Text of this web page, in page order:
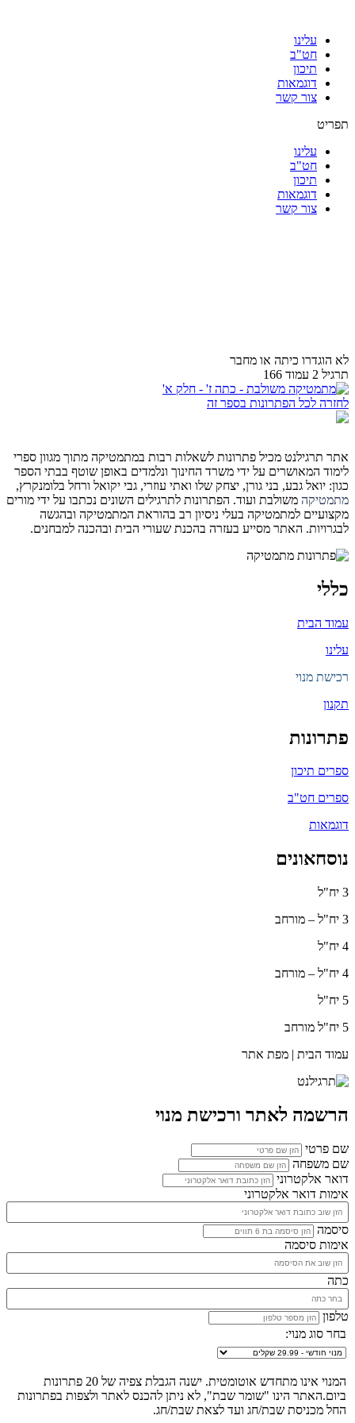
עלינו
חט"ב
תיכון
דוגמאות
צור קשר
תפריט
עלינו
חט"ב
תיכון
דוגמאות
צור קשר
לא הוגדרו כיתה או מחבר
תרגיל 2 עמוד 166
לחזרה לכל הפתרונות בספר זה
אתר תרגילנט מכיל פתרונות לשאלות רבות במתמטיקה מתוך מגוון ספרי
לימוד המאושרים על ידי משרד החינוך ונלמדים באופן שוטף בבתי הספר
כגון: יואל גבע, בני גורן, יצחק שלו ואתי עוזרי, גבי יקואל ורחל בלומנקרץ,
מתמטיקה משולבת ועוד. הפתרונות לתרגילים השונים נכתבו על ידי מורים
מקצועיים למתמטיקה בעלי ניסיון רב בהוראת המתמטיקה ובהגשה
לבגרויות. האתר מסייע בעזרה בהכנת שעורי הבית ובהכנה למבחנים.
כללי
עמוד הבית
עלינו
רכישת מנוי
תקנון
פתרונות
ספרים תיכון
ספרים חט"ב
דוגמאות
נוסחאונים
3 יח"ל
3 יח"ל – מורחב
4 יח"ל
4 יח"ל – מורחב
5 יח"ל
5 יח"ל מורחב
עמוד הבית | מפת אתר
הרשמה לאתר ורכישת מנוי
שם פרטי
שם משפחה
דואר אלקטרוני
אימות דואר אלקטרוני
סיסמה
אימות סיסמה
כתה
טלפון
בחר סוג מנוי:
המנוי אינו מתחדש אוטומטית. ישנה הגבלת צפיה של 20 פתרונות
ביום.האתר הינו "שומר שבת", לא ניתן להכנס לאתר ולצפות בפתרונות
החל מכניסת שבת/חג ועד לצאת שבת/חג.